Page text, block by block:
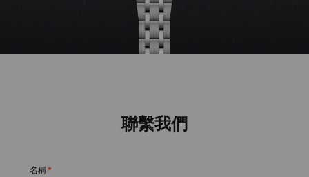
聯繫我們
名稱 *